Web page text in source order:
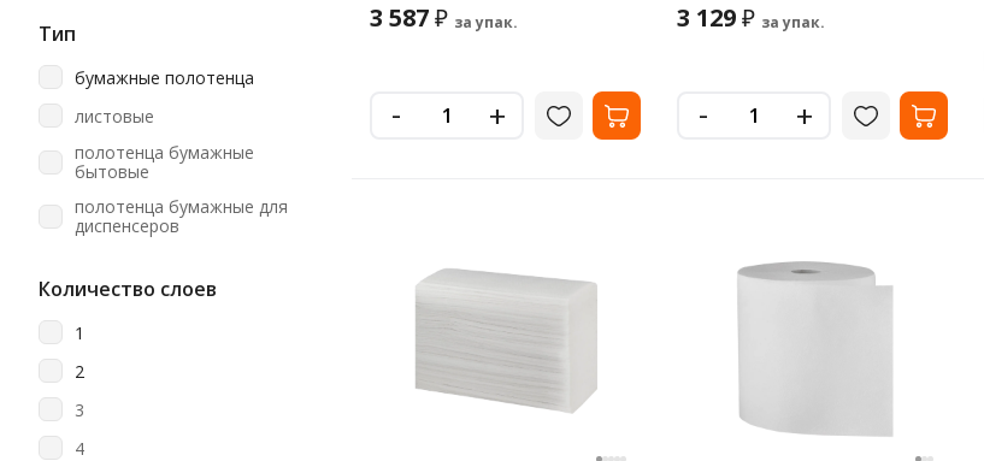
Motti
Officeclean
Protissue
Soffione
TEMCA/Челтекс
Tellus (tork)
Teres
Тип
бумажные полотенца
листовые
полотенца бумажные
бытовые
полотенца бумажные для
диспенсеров
Количество слоев
1
2
3
4
3 587₽ за упак.
- +
3 129₽ за упак.
- +